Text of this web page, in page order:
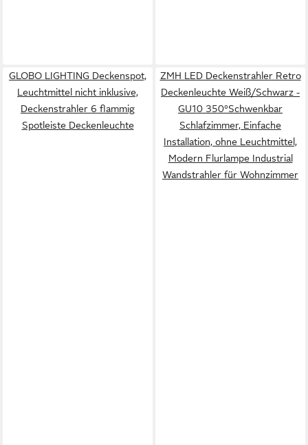
GLOBO LIGHTING Deckenspot,
Leuchtmittel nicht inklusive,
Deckenstrahler 6 flammig
Spotleiste Deckenleuchte
ZMH LED Deckenstrahler Retro
Deckenleuchte Weiß/Schwarz -
GU10 350°Schwenkbar
Schlafzimmer, Einfache
Installation, ohne Leuchtmittel,
Modern Flurlampe Industrial
Wandstrahler für Wohnzimmer